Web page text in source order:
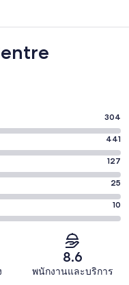
304
441
127
25
10
8.6
พนักงานและบริการ